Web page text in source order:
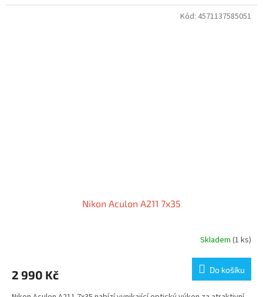
Nikon Aculon A211 7x35
Skladem (1 ks)
2 990 Kč Do košíku
Kód: 4571137585051